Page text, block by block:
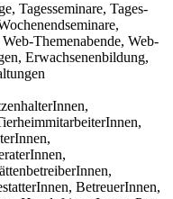
Tagesseminare, Tages-
Themenabende, Web-
Erwachsenenbildung,
BetreuerInnen,